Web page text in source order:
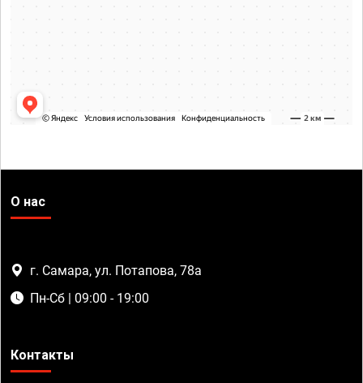
О нас
г. Самара, ул. Потапова, 78а
Пн-Сб | 09:00 - 19:00
Контакты